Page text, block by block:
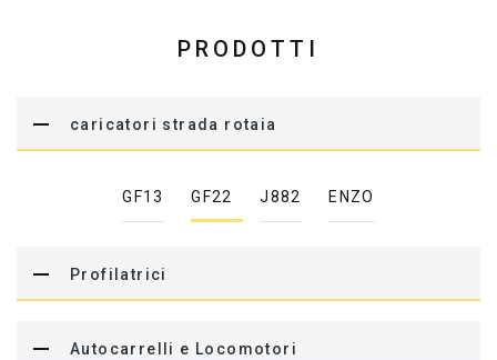
PRODOTTI
caricatori strada rotaia
GF13 GF22 J882 ENZO
Profilatrici
Autocarrelli e Locomotori